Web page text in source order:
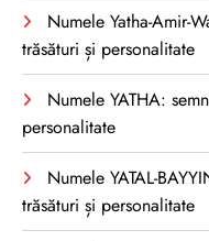
Numele Yatha-Amir-
trăsături și personalitate
Numele YATHA:
personalitate
Numele YATAL-
trăsături și personalitate